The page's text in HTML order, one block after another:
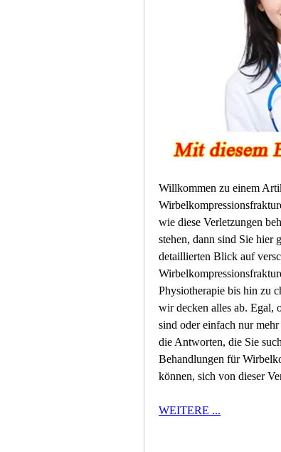
Willkommen zu einem
wie diese Verletzungen
stehen, dann sind Sie hier
detaillierten Blick auf
Physiotherapie bis hin zu
wir decken alles ab. Egal,
sind oder einfach nur
die Antworten, die Sie
Behandlungen für
können, sich von dieser
WEITERE ...